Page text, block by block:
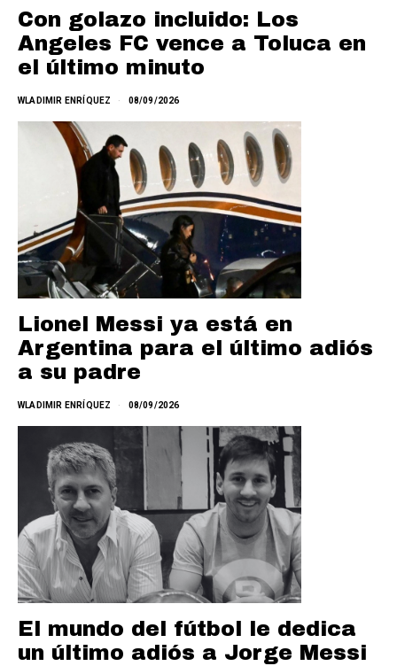
Con golazo incluido: Los
Angeles FC vence a Toluca en
el último minuto
WLADIMIR ENRÍQUEZ 08/09/2026
Lionel Messi ya está en
Argentina para el último adiós
a su padre
WLADIMIR ENRÍQUEZ 08/09/2026
El mundo del fútbol le dedica
un último adiós a Jorge Messi